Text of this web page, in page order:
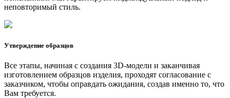
неповторимый стиль.
Утверждение образцов
Все этапы, начиная с создания 3D-модели и заканчивая
изготовлением образцов изделия, проходят согласование с
заказчиком, чтобы оправдать ожидания, создав именно то, что
Вам требуется.